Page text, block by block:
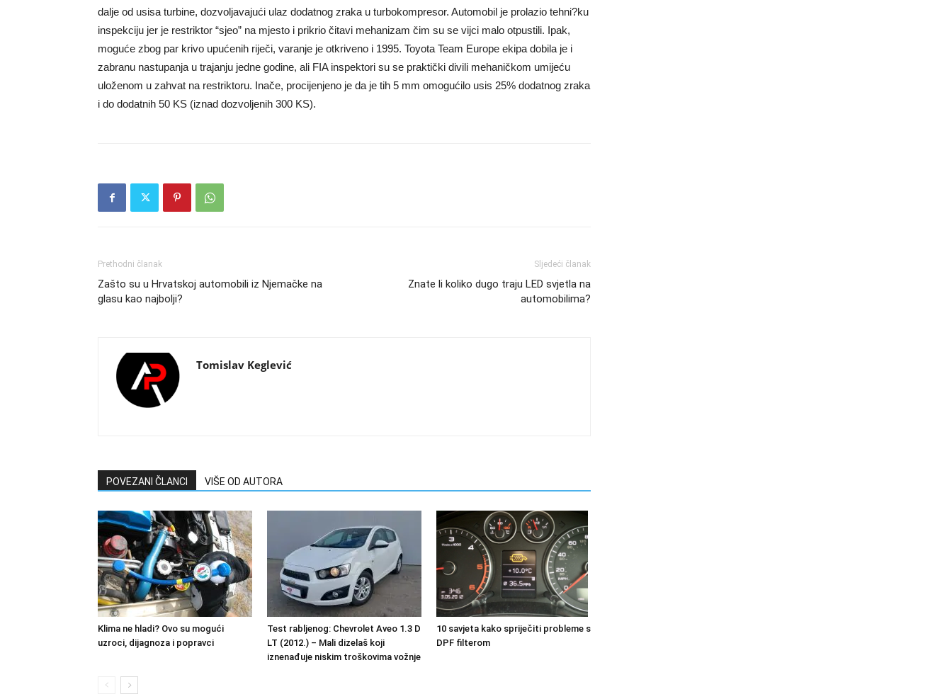
dalje od usisa turbine, dozvoljavajući ulaz dodatnog zraka u turbokompresor. Automobil je prolazio tehni?ku
inspekciju jer je restriktor “sjeo” na mjesto i prikrio čitavi mehanizam čim su se vijci malo otpustili. Ipak,
moguće zbog par krivo upućenih riječi, varanje je otkriveno i 1995. Toyota Team Europe ekipa dobila je i
zabranu nastupanja u trajanju jedne godine, ali FIA inspektori su se praktički divili mehaničkom umijeću
uloženom u zahvat na restriktoru. Inače, procijenjeno je da je tih 5 mm omogućilo usis 25% dodatnog zraka
i do dodatnih 50 KS (iznad dozvoljenih 300 KS).
Prethodni članak
Zašto su u Hrvatskoj automobili iz Njemačke na
glasu kao najbolji?
Sljedeći članak
Znate li koliko dugo traju LED svjetla na
automobilima?
Tomislav Keglević
POVEZANI ČLANCI VIŠE OD AUTORA
Klima ne hladi? Ovo su mogući
uzroci, dijagnoza i popravci
Test rabljenog: Chevrolet Aveo 1.3 D
LT (2012.) – Mali dizelaš koji
iznenađuje niskim troškovima vožnje
10 savjeta kako spriječiti probleme s
DPF filterom